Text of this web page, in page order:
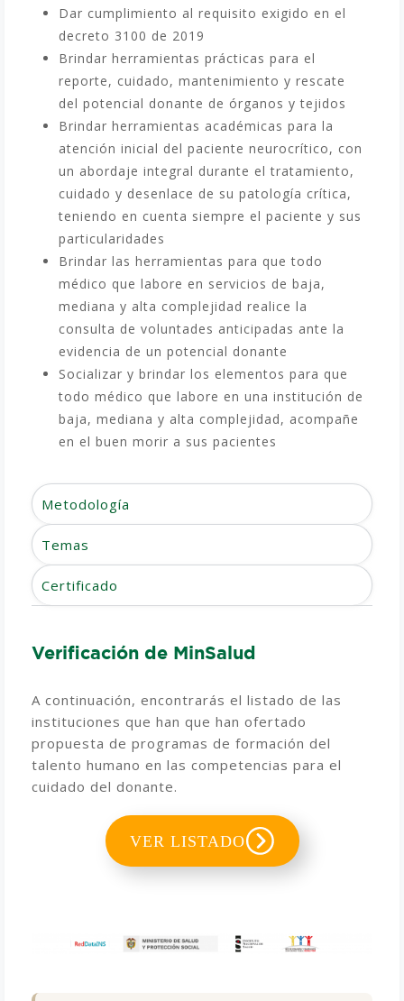
Dar cumplimiento al requisito exigido en el
decreto 3100 de 2019
Brindar herramientas prácticas para el
reporte, cuidado, mantenimiento y rescate
del potencial donante de órganos y tejidos
Brindar herramientas académicas para la
atención inicial del paciente neurocrítico, con
un abordaje integral durante el tratamiento,
cuidado y desenlace de su patología crítica,
teniendo en cuenta siempre el paciente y sus
particularidades
Brindar las herramientas para que todo
médico que labore en servicios de baja,
mediana y alta complejidad realice la
consulta de voluntades anticipadas ante la
evidencia de un potencial donante
Socializar y brindar los elementos para que
todo médico que labore en una institución de
baja, mediana y alta complejidad, acompañe
en el buen morir a sus pacientes
Metodología
Temas
Certificado
Verificación de MinSalud
A continuación, encontrarás el listado de las
instituciones que han que han ofertado
propuesta de programas de formación del
talento humano en las competencias para el
cuidado del donante.
VER LISTADO